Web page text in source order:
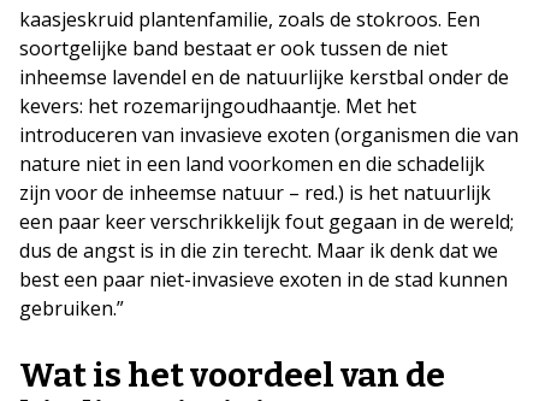
kaasjeskruid plantenfamilie, zoals de stokroos. Een
soortgelijke band bestaat er ook tussen de niet
inheemse lavendel en de natuurlijke kerstbal onder de
kevers: het rozemarijngoudhaantje. Met het
introduceren van invasieve exoten (organismen die van
nature niet in een land voorkomen en die schadelijk
zijn voor de inheemse natuur – red.) is het natuurlijk
een paar keer verschrikkelijk fout gegaan in de wereld;
dus de angst is in die zin terecht. Maar ik denk dat we
best een paar niet-invasieve exoten in de stad kunnen
gebruiken.”
Wat is het voordeel van de